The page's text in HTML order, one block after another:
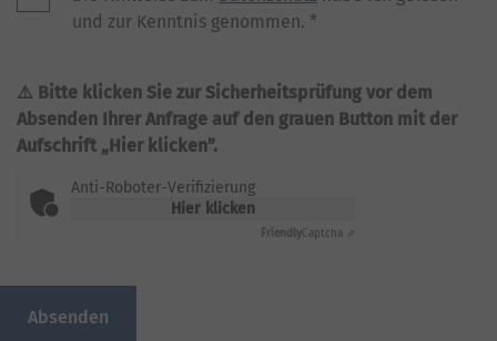
und zur Kenntnis genommen. *
Bitte klicken Sie zur Sicherheitsprüfung vor dem
Absenden Ihrer Anfrage auf den grauen Button mit der
Aufschrift „Hier klicken”.
Anti-Roboter-Verifizierung
Hier klicken
FriendlyCaptcha ⇗
Absenden